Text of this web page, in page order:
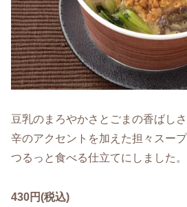
豆乳のまろやかさとごまの香ばし
辛のアクセントを加えた担々スー
つるっと食べる仕立てにしました。
430円(税込)